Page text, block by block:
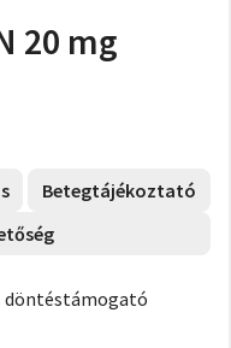
20 mg
Betegtájékoztató
döntéstámogató